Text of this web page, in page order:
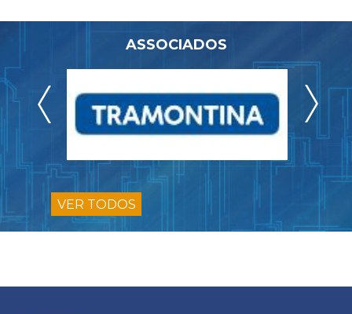
ASSOCIADOS
VER TODOS